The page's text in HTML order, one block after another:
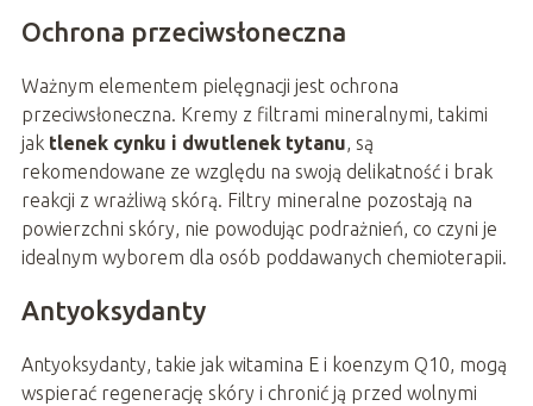
Ochrona przeciwsłoneczna
Ważnym elementem pielęgnacji jest ochrona
przeciwsłoneczna. Kremy z filtrami mineralnymi, takimi
jak tlenek cynku i dwutlenek tytanu, są
rekomendowane ze względu na swoją delikatność i brak
reakcji z wrażliwą skórą. Filtry mineralne pozostają na
powierzchni skóry, nie powodując podrażnień, co czyni je
idealnym wyborem dla osób poddawanych chemioterapii.
Antyoksydanty
Antyoksydanty, takie jak witamina E i koenzym Q10, mogą
wspierać regenerację skóry i chronić ją przed wolnymi